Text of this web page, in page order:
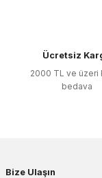
Ücretsiz
2000 TL ve üzeri
bedava
Bize Ulaşın